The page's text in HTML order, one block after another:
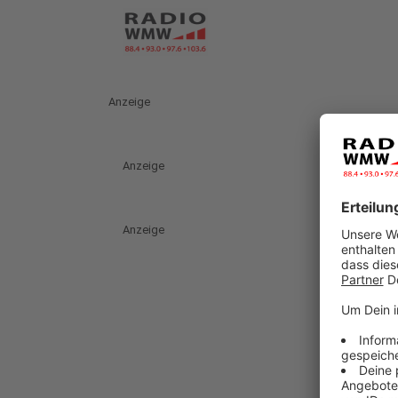
Anzeige
Anzeige
Anzeige